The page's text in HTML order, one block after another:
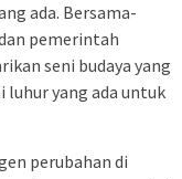
ada. Bersama-
pemerintah
seni budaya yang
luhur yang ada untuk
perubahan di